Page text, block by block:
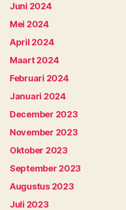
Juni 2024
Mei 2024
April 2024
Maart 2024
Februari 2024
Januari 2024
December 2023
November 2023
Oktober 2023
September 2023
Augustus 2023
Juli 2023